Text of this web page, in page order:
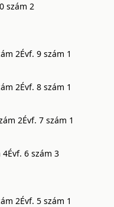
szám 2
2Évf. 9 szám 1
2Évf. 8 szám 1
2Évf. 7 szám 1
4Évf. 6 szám 3
2Évf. 5 szám 1